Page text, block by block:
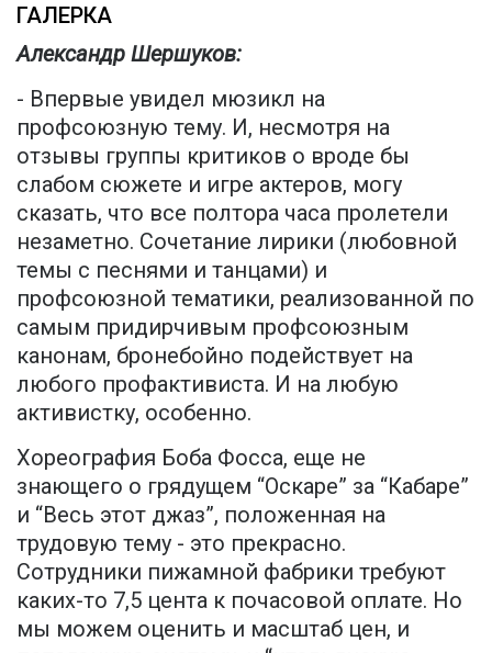
ГАЛЕРКА
Александр Шершуков:
- Впервые увидел мюзикл на
профсоюзную тему. И, несмотря на
отзывы группы критиков о вроде бы
слабом сюжете и игре актеров, могу
сказать, что все полтора часа пролетели
незаметно. Сочетание лирики (любовной
темы с песнями и танцами) и
профсоюзной тематики, реализованной по
самым придирчивым профсоюзным
канонам, бронебойно подействует на
любого профактивиста. И на любую
активистку, особенно.
Хореография Боба Фосса, еще не
знающего о грядущем “Оскаре” за “Кабаре”
и “Весь этот джаз”, положенная на
трудовую тему - это прекрасно.
Сотрудники пижамной фабрики требуют
каких-то 7,5 цента к почасовой оплате. Но
мы можем оценить и масштаб цен, и